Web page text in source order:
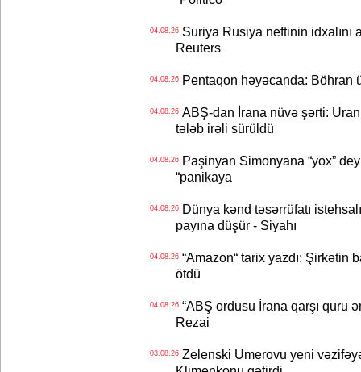
04.08.26Suriya Rusiya neftinin idxalını
Reuters
04.08.26Pentaqon həyəcanda: Böhran
04.08.26ABŞ-dan İrana nüvə şərti: Uran
tələb irəli sürüldü
04.08.26Paşinyan Simonyana “yox”
“panikaya
04.08.26Dünya kənd təsərrüfatı
payına düşür - Siyahı
04.08.26“Amazon“ tarix yazdı: Şirkətin
ötdü
04.08.26“ABŞ ordusu İrana qarşı quru
Rezai
03.08.26Zelenski Umerovu yeni